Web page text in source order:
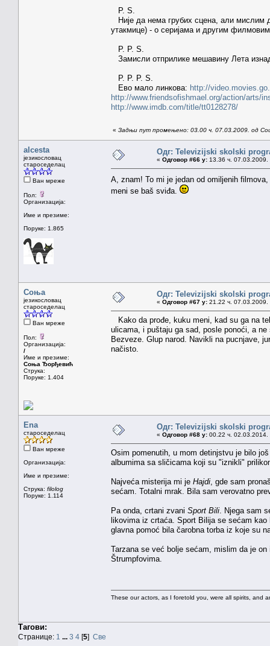
P. S.
Није да нема грубих сцена, али мислим
утакмице) - о серијама и другим
P. P. S.
Замисли отприлике мешавину Лета
P. P. Р. S.
Ево мало линкова: http://
http://www.friendsofishmael.org/action/arts/
http://www.imdb.com/title/tt0128278/
« Задњи пут промењено: 03.00 ч. 07.03.2009. од
alcesta
језикословац
староседелац
Ван мреже
Пол:
Организација:
Име и презиме:
Поруке: 1.865
Одг: Televizijski skolski
« Одговор #66 у: 13.36 ч. 07.03.2009.
A, znam! To mi je jedan od omiljenih
meni se baš sviđa.
Соња
језикословац
староседелац
Ван мреже
Пол:
Организација:
/
Име и презиме:
Соња Ђорђевић
Струка:
Поруке: 1.404
Одг: Televizijski skolski
« Одговор #67 у: 21.22 ч. 07.03.2009.
Kako da prođe, kuku meni, kad su ga na
ulicama, i puštaju ga sad, posle ponoći, a
Bezveze. Glup narod. Navikli na pucnjave,
načisto.
Ena
староседелац
Ван мреже
Организација:
Име и презиме:
Струка: filolog
Поруке: 1.114
Одг: Televizijski skolski
« Одговор #68 у: 00.22 ч. 02.03.2014.
Osim pomenutih, u mom detinjstvu je bilo
albumima sa sličicama koji su "iznikli"
Najveća misterija mi je Hajdi , gde sam
sećam. Totalni mrak. Bila sam verovatno
Pa onda, crtani zvani Sport Bili . Njega sam
likovima iz crtaća. Sport Bilija se sećam
glavna pomoć bila čarobna torba iz koje su
Tarzana se već bolje sećam, mislim da je
Štrumpfovima.
These our actors, as I foretold you, were all spirits, and
Тагови:
Странице: 1 ... 3 4 [5] Све